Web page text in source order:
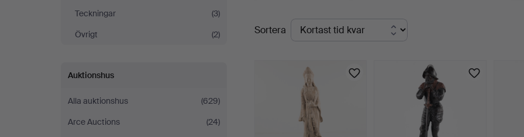
Teckningar
(3)
Övrigt
(2)
Auktionshus
Alla auktionshus
(629)
Arce Auctions
(24)
Pågående
auktioner
Sortera